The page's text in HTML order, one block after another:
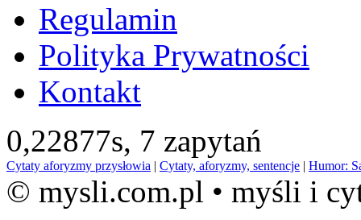
Regulamin
Polityka Prywatności
Kontakt
0,22877s, 7 zapytań
Cytaty aforyzmy przysłowia | Cytaty, aforyzmy, sentencje | Humor:
© mysli.com.pl • myśli i